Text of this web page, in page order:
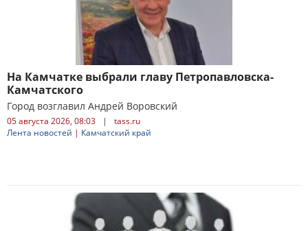
На Камчатке выбрали главу Петропавловска-
Камчатского
Город возглавил Андрей Воровский
05 августа 2026, 08:03 |
tass.ru
Лента новостей | Камчатский край